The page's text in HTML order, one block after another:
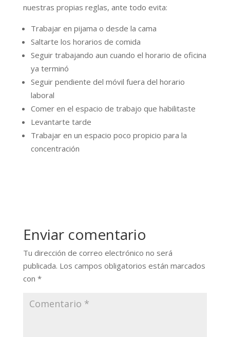
nuestras propias reglas, ante todo evita:
Trabajar en pijama o desde la cama
Saltarte los horarios de comida
Seguir trabajando aun cuando el horario de oficina
ya terminó
Seguir pendiente del móvil fuera del horario
laboral
Comer en el espacio de trabajo que habilitaste
Levantarte tarde
Trabajar en un espacio poco propicio para la
concentración
Enviar comentario
Tu dirección de correo electrónico no será
publicada. Los campos obligatorios están marcados
con *